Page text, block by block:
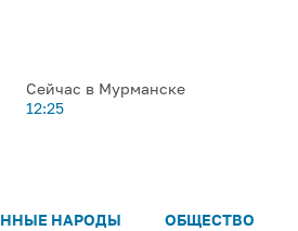
Сейчас в Мурманске
12:25
НАРОДЫ ОБЩЕСТВО